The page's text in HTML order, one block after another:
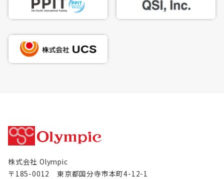
株式会社 Olympic
〒185-0012 東京都国分寺市本町4-12-1